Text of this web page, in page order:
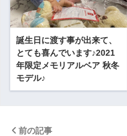
誕生日に渡す事が出来て、
とても喜んでいます♪2021
年限定メモリアルベア 秋冬
モデル♪
前の記事